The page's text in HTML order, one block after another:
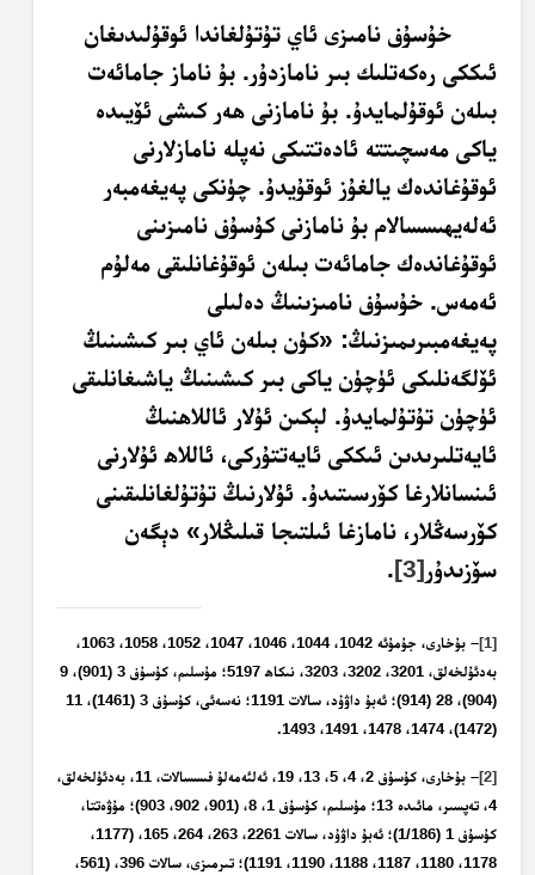
خۇسۇف نامىزى ئاي تۇتۇلغاندا ئوقۇلىدىغان
ئىككى رەكەتلىك بىر نامازدۇر. بۇ ناماز جامائەت
بىلەن ئوقۇلمايدۇ. بۇ نامازنى ھەر كىشى ئۆيىدە
ياكى مەسچىتتە ئادەتتىكى نەپلە نامازلارنى
ئوقۇغاندەك يالغۇز ئوقۇيدۇ. چۈنكى پەيغەمبەر
ئەلەيھىسسالام بۇ نامازنى كۇسۇف نامىزىنى
ئوقۇغاندەك جامائەت بىلەن ئوقۇغانلىقى مەلۇم
ئەمەس. خۇسۇف نامىزىنىڭ دەلىلى
پەيغەمبىرىمىزنىڭ: «كۈن بىلەن ئاي بىر كىشىنىڭ
ئۆلگەنلىكى ئۈچۈن ياكى بىر كىشىنىڭ ياشىغانلىقى
ئۈچۈن تۇتۇلمايدۇ. لېكىن ئۇلار ئاللاھنىڭ
ئايەتلىرىدىن ئىككى ئايەتتۇركى، ئاللاھ ئۇلارنى
ئىنسانلارغا كۆرسىتىدۇ. ئۇلارنىڭ تۇتۇلغانلىقىنى
كۆرسەڭلار، نامازغا ئىلتىجا قىلىڭلار» دېگەن
سۆزىدۇر[3]
.
[1]
– بۇخارى، جۇمۇئە 1042، 1044، 1046، 1047، 1052، 1058، 1063،
بەدئۇلخەلق، 3201، 3202، 3203، نىكاھ 5197؛ مۇسلىم، كۇسۇف 3 (901)، 9
(904)، 28 (914)؛ ئەبۇ داۋۇد، سالات 1191؛ نەسەئى، كۇسۇف 3 (1461)، 11
(1472)، 1474، 1478، 1491، 1493.
[2]
– بۇخارى، كۇسۇف 2، 4، 5، 13، 19، ئەلئەمەلۇ فىسسالات، 11، بەدئۇلخەلق،
4، تەپسىر، مائىدە 13؛ مۇسلىم، كۇسۇف 1، 8، (901، 902، 903)؛ مۇۋەتتا،
كۇسۇف 1 (1/186)؛ ئەبۇ داۋۇد، سالات 2261، 263، 264، 165، (1177،
1178، 1180، 1187، 1188، 1190، 1191)؛ تىرمىزى، سالات 396، (561،